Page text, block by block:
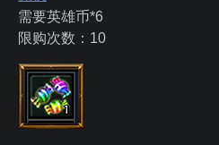
需要英雄币*6
限购次数：10